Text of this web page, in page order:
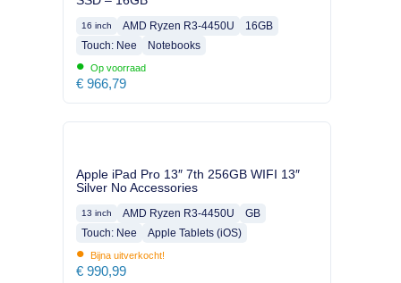
16 inch AMD Ryzen R3-4450U
16GB
Touch: Nee
Notebooks
• Op voorraad
€ 966,79
Apple iPad Pro 13″ 7th 256GB WIFI 13″
Silver No Accessories
13 inch AMD Ryzen R3-4450U
GB
Touch: Nee
Apple Tablets (iOS)
• Bijna uitverkocht!
€ 990,99